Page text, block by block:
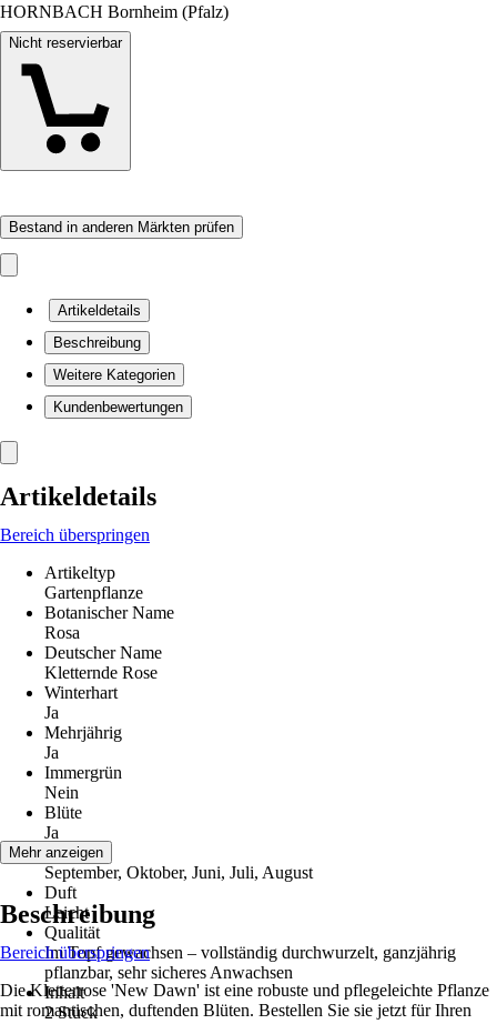
HORNBACH Bornheim (Pfalz)
Nicht reservierbar
Bestand in anderen Märkten prüfen
Artikeldetails
Beschreibung
Weitere Kategorien
Kundenbewertungen
Artikeldetails
Bereich überspringen
Artikeltyp
Gartenpflanze
Botanischer Name
Rosa
Deutscher Name
Kletternde Rose
Winterhart
Ja
Mehrjährig
Ja
Immergrün
Nein
Blüte
Ja
Blütezeit
September, Oktober, Juni, Juli, August
Duft
Leicht
Qualität
Im Topf gewachsen – vollständig durchwurzelt, ganzjährig
pflanzbar, sehr sicheres Anwachsen
Inhalt
2 Stück
Mehr anzeigen
Beschreibung
Bereich überspringen
Die Kletterrose 'New Dawn' ist eine robuste und pflegeleichte Pflanze
mit romantischen, duftenden Blüten. Bestellen Sie sie jetzt für Ihren